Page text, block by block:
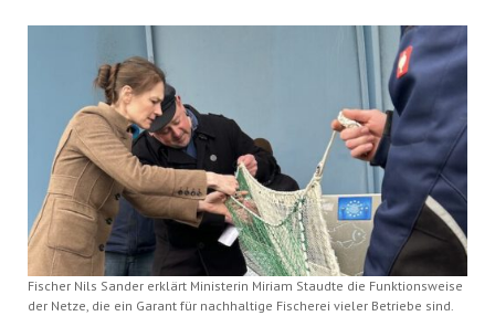
Fischer Nils Sander erklärt Ministerin Miriam Staudte die Funktionsweise
der Netze, die ein Garant für nachhaltige Fischerei vieler Betriebe sind.